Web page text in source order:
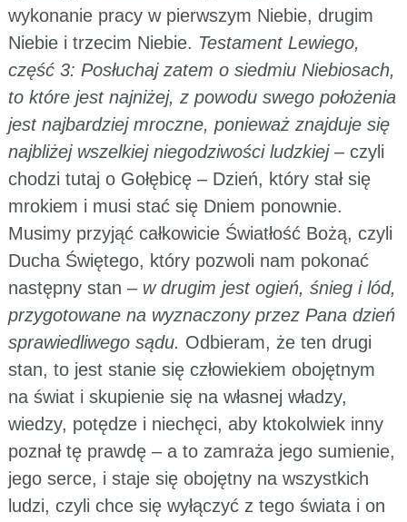
wykonanie pracy w pierwszym Niebie, drugim
Niebie i trzecim Niebie. Testament Lewiego,
część 3: Posłuchaj zatem o siedmiu Niebiosach,
to które jest najniżej, z powodu swego położenia
jest najbardziej mroczne, ponieważ znajduje się
najbliżej wszelkiej niegodziwości ludzkiej– czyli
chodzi tutaj o Gołębicę – Dzień, który stał się
mrokiem i musi stać się Dniem ponownie.
Musimy przyjąć całkowicie Światłość Bożą, czyli
Ducha Świętego, który pozwoli nam pokonać
następny stan – w drugim jest ogień, śnieg i lód,
przygotowane na wyznaczony przez Pana dzień
sprawiedliwego sądu. Odbieram, że ten drugi
stan, to jest stanie się człowiekiem obojętnym
na świat i skupienie się na własnej władzy,
wiedzy, potędze i niechęci, aby ktokolwiek inny
poznał tę prawdę – a to zamraża jego sumienie,
jego serce, i staje się obojętny na wszystkich
ludzi, czyli chce się wyłączyć z tego świata i on